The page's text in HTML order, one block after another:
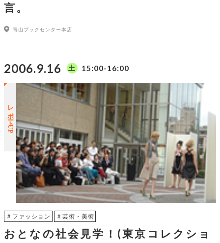
言。
青山ブックセンター本店
2006.9.16 土 15:00-16:00
レポートUP
＃ファッション ＃芸術・美術
おとなの社会見学！(東京コレクショ